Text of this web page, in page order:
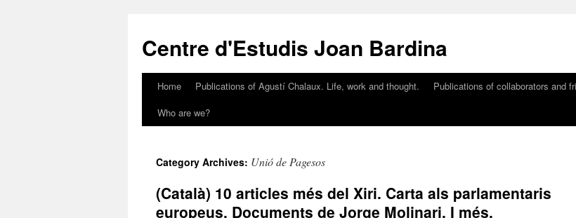
content
Centre d'Estudis Joan Bardina
Home Publications of Agustí Chalaux. Life, work and thought.
Publications of collaborators and
Who are we?
Category Archives: Unió de Pagesos
(Català) 10 articles més del Xiri. Carta als parlamentaris
europeus. Documents de Jorge Molinari. I més.